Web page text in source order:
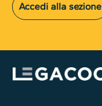
Accedi alla sezione